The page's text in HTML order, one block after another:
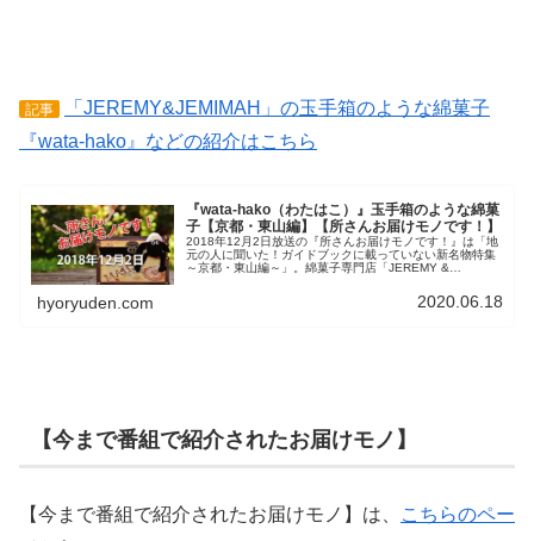
記事
「JEREMY&JEMIMAH」の玉手箱のような綿菓子
『wata-hako』などの紹介はこちら
『wata-hako（わたはこ）』玉手箱のような綿菓
子【京都・東山編】【所さんお届けモノです！】
2018年12月2日放送の『所さんお届けモノです！』は「地
元の人に聞いた！ガイドブックに載っていない新名物特集
～京都・東山編～」。綿菓子専門店「JEREMY &
hako（わたはこ）』などを紹介しています。
hyoryuden.com 2020.06.18
【今まで番組で紹介されたお届けモノ】
【今まで番組で紹介されたお届けモノ】は、
こちらのペー